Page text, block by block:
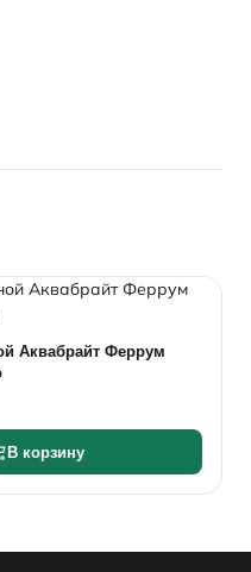
Аквабрайт Феррум
В корзину